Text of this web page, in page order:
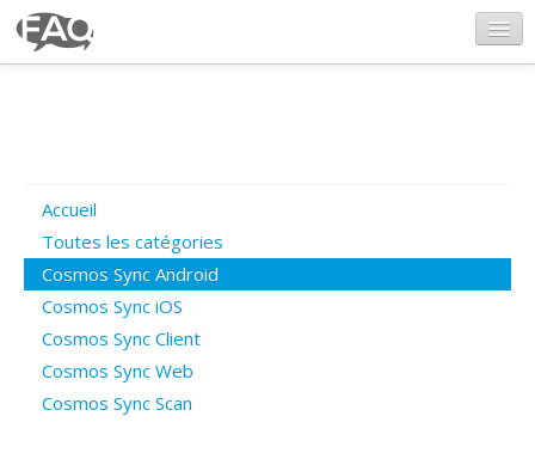
Poser une question
Questions ouvertes
Connexion
Accueil
Toutes les catégories
Cosmos Sync Android
Cosmos Sync iOS
Cosmos Sync Client
Cosmos Sync Web
Cosmos Sync Scan